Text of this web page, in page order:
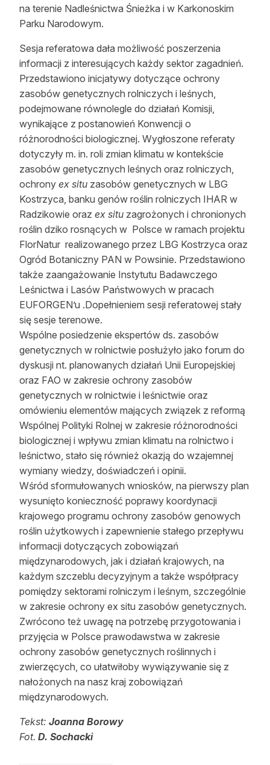
Zostań autorem
Kontakt
na terenie Nadleśnictwa Śnieżka i w Karkonoskim
Parku Narodowym.
Sesja referatowa dała możliwość poszerzenia
informacji z interesujących każdy sektor zagadnień.
Przedstawiono inicjatywy dotyczące ochrony
zasobów genetycznych rolniczych i leśnych,
podejmowane równolegle do działań Komisji,
wynikające z postanowień Konwencji o
różnorodności biologicznej. Wygłoszone referaty
dotyczyły m. in. roli zmian klimatu w kontekście
zasobów genetycznych leśnych oraz rolniczych,
ochrony ex situ zasobów genetycznych w LBG
Kostrzyca, banku genów roślin rolniczych IHAR w
Radzikowie oraz ex situ zagrożonych i chronionych
roślin dziko rosnących w Polsce w ramach projektu
FlorNatur realizowanego przez LBG Kostrzyca oraz
Ogród Botaniczny PAN w Powsinie. Przedstawiono
także zaangażowanie Instytutu Badawczego
Leśnictwa i Lasów Państwowych w pracach
EUFORGEN’u .Dopełnieniem sesji referatowej stały
się sesje terenowe.
Wspólne posiedzenie ekspertów ds. zasobów
genetycznych w rolnictwie posłużyło jako forum do
dyskusji nt. planowanych działań Unii Europejskiej
oraz FAO w zakresie ochrony zasobów
genetycznych w rolnictwie i leśnictwie oraz
omówieniu elementów mających związek z reformą
Wspólnej Polityki Rolnej w zakresie różnorodności
biologicznej i wpływu zmian klimatu na rolnictwo i
leśnictwo, stało się również okazją do wzajemnej
wymiany wiedzy, doświadczeń i opinii.
Wśród sformułowanych wniosków, na pierwszy plan
wysunięto konieczność poprawy koordynacji
krajowego programu ochrony zasobów genowych
roślin użytkowych i zapewnienie stałego przepływu
informacji dotyczących zobowiązań
międzynarodowych, jak i działań krajowych, na
każdym szczeblu decyzyjnym a także współpracy
pomiędzy sektorami rolniczym i leśnym, szczególnie
w zakresie ochrony ex situ zasobów genetycznych.
Zwrócono też uwagę na potrzebę przygotowania i
przyjęcia w Polsce prawodawstwa w zakresie
ochrony zasobów genetycznych roślinnych i
zwierzęcych, co ułatwiłoby wywiązywanie się z
nałożonych na nasz kraj zobowiązań
międzynarodowych.
Tekst: Joanna Borowy
Fot. D. Sochacki